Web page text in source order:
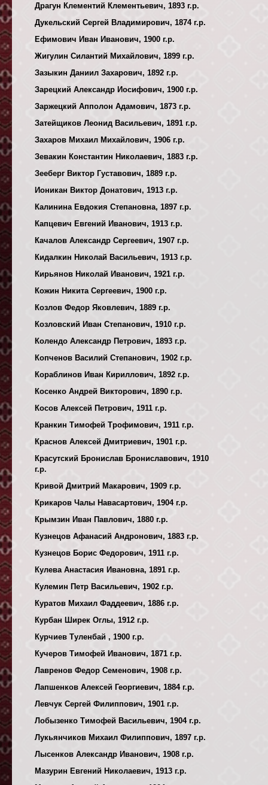
Драгун Клементий Клементьевич, 1893 г.р.
Дукельский Сергей Владимирович, 1874 г.р.
Ефимович Иван Иванович, 1900 г.р.
Жигулин Силантий Михайлович, 1899 г.р.
Зазыкин Даниил Захарович, 1892 г.р.
Зарецкий Александр Иосифович, 1900 г.р.
Заржецкий Апполон Адамович, 1873 г.р.
Затейщиков Леонид Васильевич, 1891 г.р.
Захаров Михаил Михайлович, 1906 г.р.
Зевакин Константин Николаевич, 1883 г.р.
Зееберг Виктор Густавович, 1889 г.р.
Ионикан Виктор Донатович, 1913 г.р.
Калинина Евдокия Степановна, 1897 г.р.
Капцевич Евгений Иванович, 1913 г.р.
Качалов Александр Сергеевич, 1907 г.р.
Кидалкин Николай Васильевич, 1913 г.р.
Кирьянов Николай Иванович, 1921 г.р.
Кожин Никита Сергеевич, 1900 г.р.
Козлов Федор Яковлевич, 1889 г.р.
Козловский Иван Степанович, 1910 г.р.
Колендо Александр Петрович, 1893 г.р.
Копченов Василий Степанович, 1902 г.р.
Кораблинов Иван Кириллович, 1892 г.р.
Косенко Андрей Викторович, 1890 г.р.
Косов Алексей Петрович, 1911 г.р.
Кранкин Тимофей Трофимович, 1911 г.р.
Краснов Алексей Дмитриевич, 1901 г.р.
Красутский Бронислав Брониславович, 1910
г.р.
Кривой Дмитрий Макарович, 1909 г.р.
Крикаров Чалы Навасартович, 1904 г.р.
Крымзин Иван Павлович, 1880 г.р.
Кузнецов Афанасий Андронович, 1883 г.р.
Кузнецов Борис Федорович, 1911 г.р.
Кулева Анастасия Ивановна, 1891 г.р.
Кулемин Петр Васильевич, 1902 г.р.
Куратов Михаил Фаддеевич, 1886 г.р.
Курбан Ширек Оглы, 1912 г.р.
Курчиев Туленбай , 1900 г.р.
Кучеров Тимофей Иванович, 1871 г.р.
Лавренов Федор Семенович, 1908 г.р.
Лапшенков Алексей Георгиевич, 1884 г.р.
Левчук Сергей Филиппович, 1901 г.р.
Лобызенко Тимофей Васильевич, 1904 г.р.
Лукьянчиков Михаил Филиппович, 1897 г.р.
Лысенков Александр Иванович, 1908 г.р.
Мазурин Евгений Николаевич, 1913 г.р.